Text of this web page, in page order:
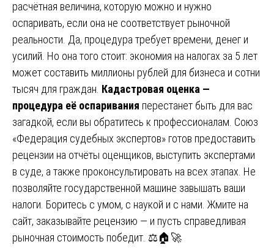
расчётная величина, которую можно и нужно
оспаривать, если она не соответствует рыночной
реальности. Да, процедура требует времени, денег и
усилий. Но она того стоит: экономия на налогах за 5 лет
может составить миллионы рублей для бизнеса и сотни
тысяч для граждан. Кадастровая оценка —
процедура её оспаривания перестанет быть для вас
загадкой, если вы обратитесь к профессионалам. Союз
«Федерация судебных экспертов» готов предоставить
рецензии на отчёты оценщиков, выступить экспертами
в суде, а также проконсультировать на всех этапах. Не
позволяйте государственной машине завышать ваши
налоги. Боритесь с умом, с наукой и с нами. Жмите на
сайт, заказывайте рецензию — и пусть справедливая
рыночная стоимость победит. ⚖️🏠🚀